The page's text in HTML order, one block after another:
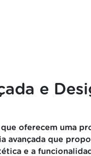
e
oferecem uma
que
e a